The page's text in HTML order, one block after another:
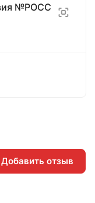
№РОСС
Добавить отзыв